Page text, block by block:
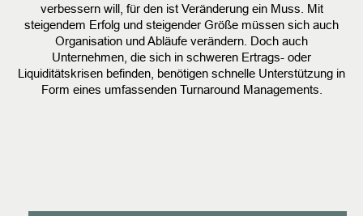
verbessern will, für den ist Veränderung ein Muss. Mit
steigendem Erfolg und steigender Größe müssen sich auch
Organisation und Abläufe verändern. Doch auch
Unternehmen, die sich in schweren Ertrags- oder
Liquiditätskrisen befinden, benötigen schnelle Unterstützung in
Form eines umfassenden Turnaround Managements.